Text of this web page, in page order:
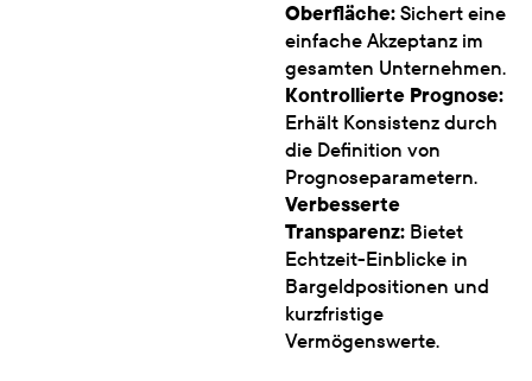
Oberfläche: Sichert eine
einfache Akzeptanz im
gesamten Unternehmen.
Kontrollierte Prognose:
Erhält Konsistenz durch
die Definition von
Prognoseparametern.
Verbesserte
Transparenz: Bietet
Echtzeit-Einblicke in
Bargeldpositionen und
kurzfristige
Vermögenswerte.